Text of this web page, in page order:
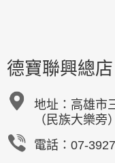
德寶聯興總店
地址： 高雄市
（民族大樂旁）
電話：07-